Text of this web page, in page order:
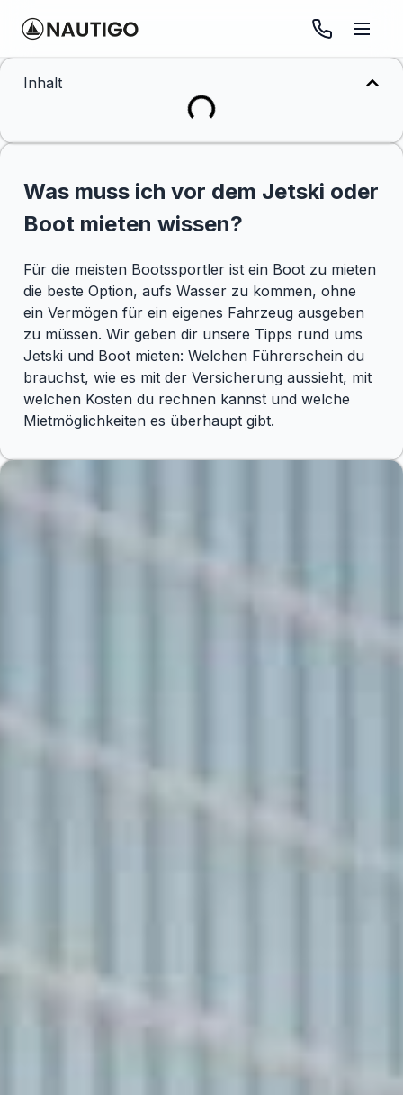
Inhalt
Was muss ich vor dem Jetski oder
Boot mieten wissen?
Für die meisten Bootssportler ist ein Boot zu mieten
die beste Option, aufs Wasser zu kommen, ohne
ein Vermögen für ein eigenes Fahrzeug ausgeben
zu müssen. Wir geben dir unsere Tipps rund ums
Jetski und Boot mieten: Welchen Führerschein du
brauchst, wie es mit der Versicherung aussieht, mit
welchen Kosten du rechnen kannst und welche
Mietmöglichkeiten es überhaupt gibt.